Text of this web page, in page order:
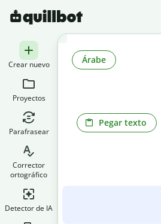
Crear nuevo
Proyectos
Parafrasear
Corrector
ortográfico
Detector de IA
Pegar texto
Árabe